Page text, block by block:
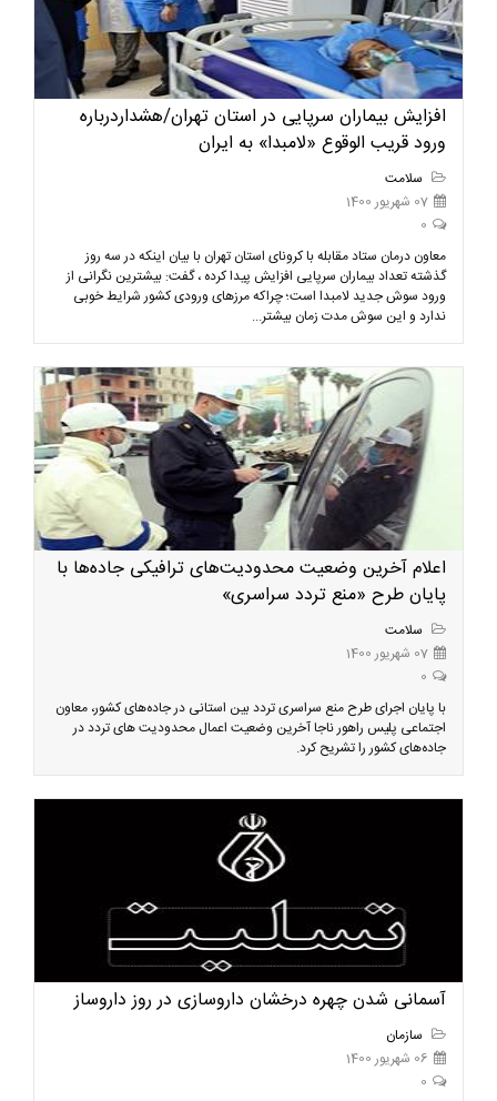
افزایش بیماران سرپایی در استان تهران/هشداردرباره
ورود قریب الوقوع «لامبدا» به ایران
سلامت
07 شهریور 1400
0
معاون درمان ستاد مقابله با کرونای استان تهران با بیان اینکه در سه روز
گذشته تعداد بیماران سرپایی افزایش پیدا کرده ، گفت: بیشترین نگرانی از
ورود سوش جدید لامبدا است؛ چراکه مرزهای ورودی کشور شرایط خوبی
ندارد و این سوش مدت زمان بیشتر...
اعلام آخرین وضعیت محدودیت‌های ترافیکی جاده‌ها با
پایان طرح «منع تردد سراسری»
سلامت
07 شهریور 1400
0
با پایان اجرای طرح منع سراسری تردد بین استانی در جاده‌های کشور، معاون
اجتماعی پلیس راهور ناجا آخرین وضعیت اعمال محدودیت های تردد در
جاده‌های کشور را تشریح کرد.
آسمانی شدن چهره درخشان داروسازی در روز داروساز
سازمان
06 شهریور 1400
0